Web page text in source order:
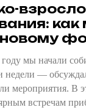
как
мы начали
недели —
мероприятия. В
встречам